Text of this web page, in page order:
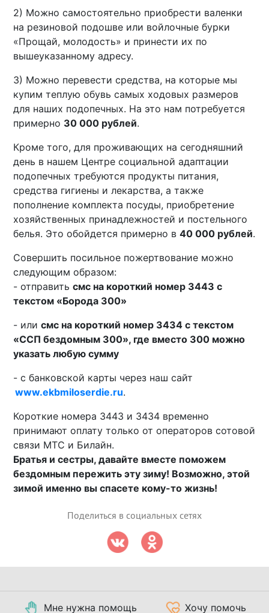
2) Можно самостоятельно приобрести валенки
на резиновой подошве или войлочные бурки
«Прощай, молодость» и принести их по
вышеуказанному адресу.
3) Можно перевести средства, на которые мы
купим теплую обувь самых ходовых размеров
для наших подопечных. На это нам потребуется
примерно 30 000 рублей.
Кроме того, для проживающих на сегодняшний
день в нашем Центре социальной адаптации
подопечных требуются продукты питания,
средства гигиены и лекарства, а также
пополнение комплекта посуды, приобретение
хозяйственных принадлежностей и постельного
белья. Это обойдется примерно в40 000 рублей.
Совершить посильное пожертвование можно
следующим образом:
- отправитьсмс на короткий номер 3443 с
текстом «Борода 300»
- илисмс на короткий номер 3434 с текстом
«ССП бездомным 300», где вместо 300 можно
указать любую сумму
- с банковской карты через наш сайт
www.ekbmiloserdie.ru.
Короткие номера 3443 и 3434 временно
принимают оплату только от операторов сотовой
связи МТС и Билайн.
Братья и сестры, давайте вместе поможем
бездомным пережить эту зиму! Возможно, этой
зимой именно вы спасете кому-то жизнь!
Поделиться в социальных сетях
Мне нужна помощь Хочу помочь